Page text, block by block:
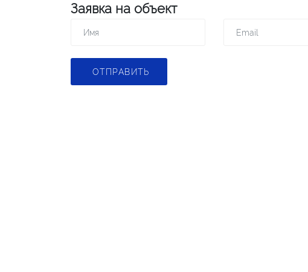
Заявка на объект
ОТПРАВИТЬ